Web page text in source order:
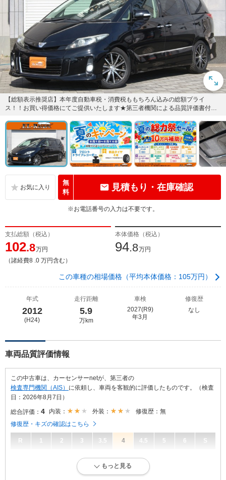
【総額表示推奨店】本年度自動車税・消費税ももちろん込みの総額プライ
ス！！お買い得価格にてご提供いたします★第三者機関による品質評価書付
無
料
見積もり・在庫確認
※お電話番号の入力は不要です。
支払総額（税込）
102.8万円
（諸経費8 .0 万円含む）
本体価格（税込）
94.8万円
この車種の相場価格（平均本体価格：105万円）
年式
2012
(H24)
走行距離
5.9
万km
車検
2027(R9)
年3月
修復歴
なし
車両品質評価情報
この中古車は、カーセンサーnetが、第三者の
検査専門機関（AIS） に依頼し、車両を客観的に評価したものです。（検査
日：2026年8月7日）
総合評価： 4 内装： 外装：
修復歴：無
修復歴・キズの確認はこちら
R 1 2 3 3.5 4 4.5 5 6 S
内外装に目立たない多少のキズ、ヘコミが認められる状態です。
もっと見る